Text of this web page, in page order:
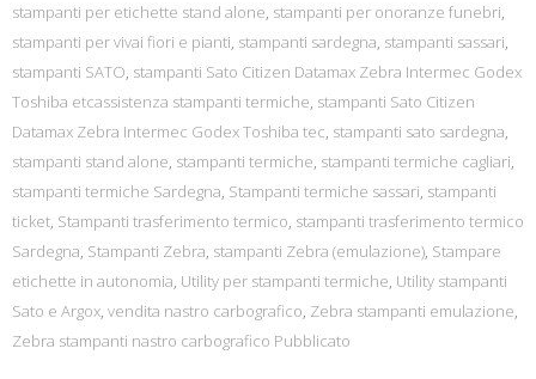
stampanti per etichette stand alone, stampanti per onoranze funebri,
stampanti per vivai fiori e pianti, stampanti sardegna, stampanti sassari,
stampanti SATO, stampanti Sato Citizen Datamax Zebra Intermec Godex
Toshiba etcassistenza stampanti termiche, stampanti Sato Citizen
Datamax Zebra Intermec Godex Toshiba tec, stampanti sato sardegna,
stampanti stand alone, stampanti termiche, stampanti termiche cagliari,
stampanti termiche Sardegna, Stampanti termiche sassari, stampanti
ticket, Stampanti trasferimento termico, stampanti trasferimento termico
Sardegna, Stampanti Zebra, stampanti Zebra (emulazione), Stampare
etichette in autonomia, Utility per stampanti termiche, Utility stampanti
Sato e Argox, vendita nastro carbografico, Zebra stampanti emulazione,
Zebra stampanti nastro carbografico Pubblicato